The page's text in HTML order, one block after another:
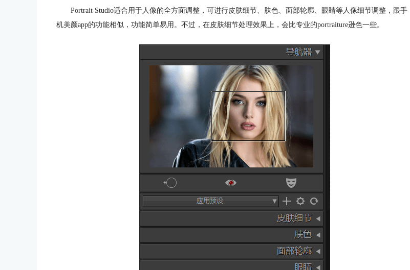
Portrait Studio适合用于人像的全方面调整，可进行皮肤细节、肤色、面部轮廓、眼睛等人像细节调整，跟手
机美颜app的功能相似，功能简单易用。不过，在皮肤细节处理效果上，会比专业的portraiture逊色一些。